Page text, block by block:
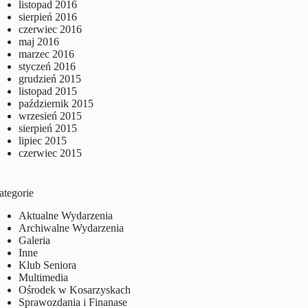
listopad 2016
sierpień 2016
czerwiec 2016
maj 2016
marzec 2016
styczeń 2016
grudzień 2015
listopad 2015
październik 2015
wrzesień 2015
sierpień 2015
lipiec 2015
czerwiec 2015
Aktualne Wydarzenia
Archiwalne Wydarzenia
Galeria
Inne
Klub Seniora
Multimedia
Ośrodek w Kosarzyskach
Sprawozdania i Finanase